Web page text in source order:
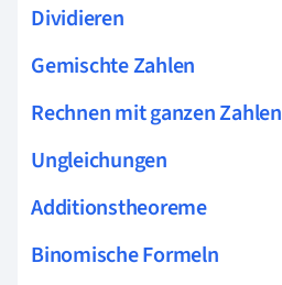
Dividieren
Gemischte Zahlen
Rechnen mit ganzen Zahlen
Ungleichungen
Additionstheoreme
Binomische Formeln